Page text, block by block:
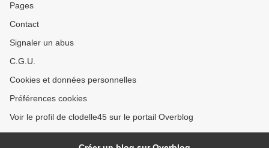
Pages
Contact
Signaler un abus
C.G.U.
Cookies et données personnelles
Préférences cookies
Voir le profil de clodelle45 sur le portail Overblog